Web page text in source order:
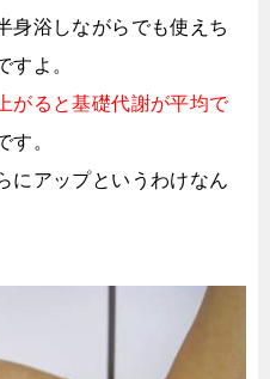
身浴しながらでも使えち
すよ。
がると基礎代謝が平均で
す。
にアップというわけなん